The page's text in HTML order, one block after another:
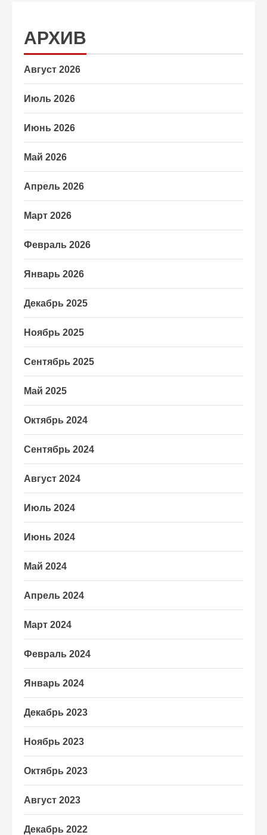
АРХИВ
Август 2026
Июль 2026
Июнь 2026
Май 2026
Апрель 2026
Март 2026
Февраль 2026
Январь 2026
Декабрь 2025
Ноябрь 2025
Сентябрь 2025
Май 2025
Октябрь 2024
Сентябрь 2024
Август 2024
Июль 2024
Июнь 2024
Май 2024
Апрель 2024
Март 2024
Февраль 2024
Январь 2024
Декабрь 2023
Ноябрь 2023
Октябрь 2023
Август 2023
Декабрь 2022